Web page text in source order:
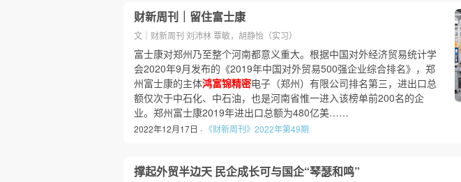
财新周刊｜留住富士康
文｜财新周刊 刘沛林 覃敏，胡静怡（实习）
富士康对郑州乃至整个河南都意义重大。根据中国对外经济贸易统计学
会2020年9月发布的《2019年中国对外贸易500强企业综合排名》，郑
州富士康的主体鸿富锦精密电子（郑州）有限公司排名第三，进出口总
额仅次于中石化、中石油，也是河南省惟一进入该榜单前200名的企
业。郑州富士康2019年进出口总额为480亿美……
2022年12月17日 · 《财新周刊》2022年第49期
撑起外贸半边天 民企成长可与国企“琴瑟和鸣”